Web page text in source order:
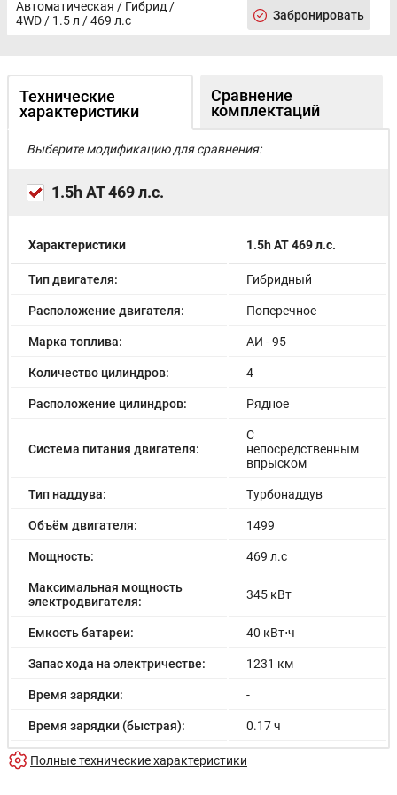
Передний центральный подлокотник
Декоративная подсветка салона
Электрорегулировка передних сидений
Панорамная крыша / лобовое стекло
Сиденье водителя с поясничной поддержкой
Вентиляция задних сидений
Голосовое управление
Премиальная аудиосистема
Навигационная система
Штатный видеорегистратор
Розетка 12V
Электрообогрев форсунок стеклоомывателей
Дневные ходовые огни
Самозатемняющееся зеркало заднего вида
Электрообогрев лобового стекла
Светодиодные фары
Датчик дождя
Диски 20
Иммобилайзер
Сигнализация
Автоматическая / Гибрид /
4WD / 1.5 л / 469 л.с
Забронировать
Технические
характеристики
Сравнение
комплектаций
Выберите модификацию для сравнения:
1.5h AT 469 л.с.
Характеристики 1.5h AT 469 л.с.
Тип двигателя: Гибридный
Расположение двигателя: Поперечное
Марка топлива: АИ - 95
Количество цилиндров: 4
Расположение цилиндров: Рядное
Система питания двигателя:
С
непосредственным
впрыском
Тип наддува: Турбонаддув
Объём двигателя: 1499
Мощность: 469 л.с
Максимальная мощность
электродвигателя:
345 кВт
Емкость батареи: 40 кВт⋅ч
Запас хода на электричестве: 1231 км
Время зарядки: -
Время зарядки (быстрая): 0.17 ч
Разгон до 100км/час:
Полные технические характеристики